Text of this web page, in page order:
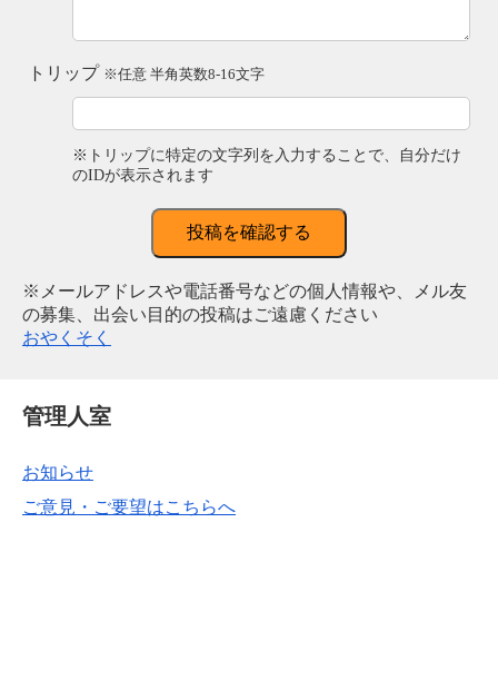
トリップ ※任意 半角英数8-16文字
※トリップに特定の文字列を入力することで、自分だけ
のIDが表示されます
投稿を確認する
※メールアドレスや電話番号などの個人情報や、メル友
の募集、出会い目的の投稿はご遠慮ください
おやくそく
管理人室
お知らせ
ご意見・ご要望はこちらへ